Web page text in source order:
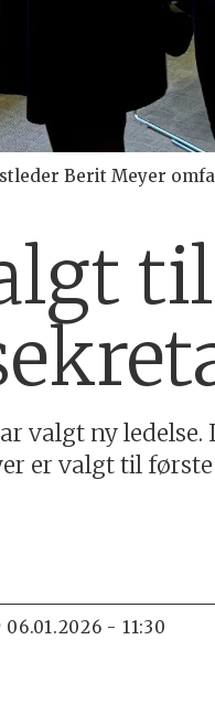
Berit Meyer
valgt ny
er valgt til
06.01.2026 - 11:30